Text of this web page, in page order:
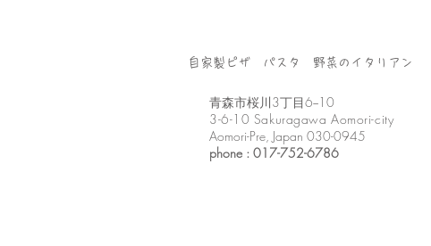
自家製ピザ パスタ 野菜のイタリアン
​青森市桜川3丁目6−10
3-6-10 Sakuragawa Aomori-city
Aomori-Pre, Japan 030-0945
phone : 017-752-6786​